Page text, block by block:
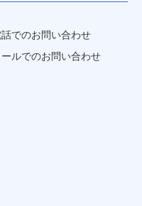
話でのお問い合わせ
ールでのお問い合わせ